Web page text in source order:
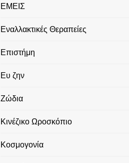
ΕΜΕΙΣ
Εναλλακτικές Θεραπείες
Επιστήμη
Ευ ζην
Ζώδια
Κινέζικο Ωροσκόπιο
Κοσμογονία